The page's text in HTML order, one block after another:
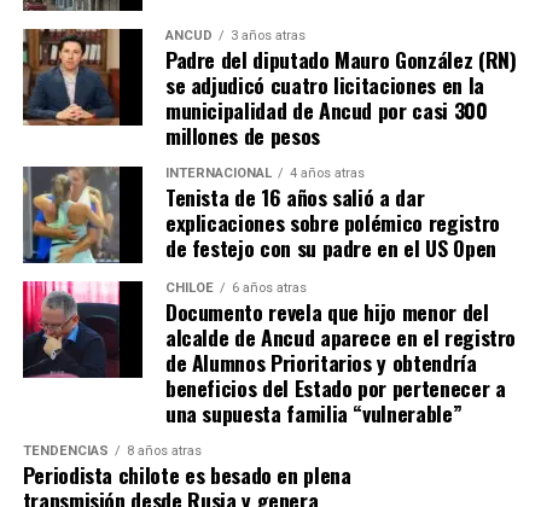
Luego,Pablo Solari, exjugador de Colo Colo, definió
cruzado y la pelota pegó en el segundo palo. Era un
anticipo de lo ocurriría en los minutos finales.
A los 90+2 minutos, el juez Darío Herrera cobró penal a
favor del elenco ‘millonario’, por una falta contra el
‘Pibe’ Solari quien se anticipó a su marcador.El
colombiano Miguel Borja transformó la pena
máxima en gol
Tras el tanto del delantero ‘cafetalero’, los jugadores
visitantes arremetieron contra sus rivales
argumentando que un jugador de River(Agustín
les gritó el festejo en la cara.
Tras los incidentes,Palavecino fue expulsado en
River. En Boca, en tanto, vieron la roja
ANCUD 3 años atras
Padre del diputado Mauro González (RN)
se adjudicó cuatro licitaciones en la
municipalidad de Ancud por casi 300
millones de pesos
INTERNACIONAL 4 años atras
Tenista de 16 años salió a dar
explicaciones sobre polémico registro
de festejo con su padre en el US Open
CHILOE 6 años atras
Documento revela que hijo menor del
alcalde de Ancud aparece en el registro
de Alumnos Prioritarios y obtendría
beneficios del Estado por pertenecer a
una supuesta familia “vulnerable”
TENDENCIAS 8 años atras
Periodista chilote es besado en plena
transmisión desde Rusia y genera